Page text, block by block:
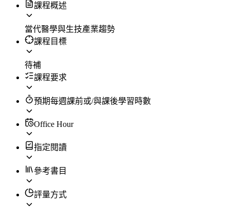
課程概述
當代醫學與生技產業趨勢
課程目標
待補
課程要求
預期每週課前或/與課後學習時數
Office Hour
指定閱讀
參考書目
評量方式